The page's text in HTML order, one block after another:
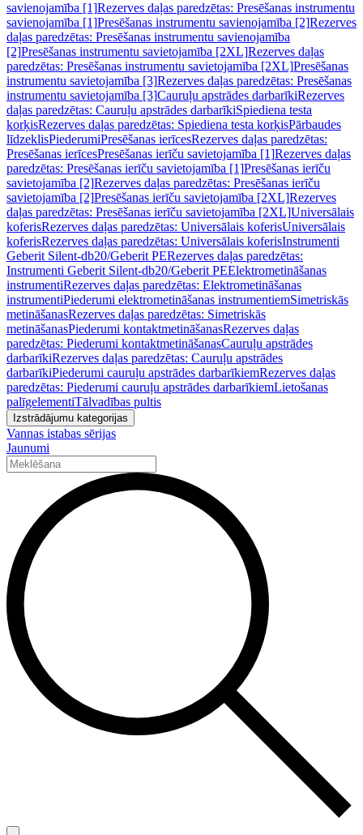
savienojamība [1]Rezerves daļas paredzētas: Presēšanas instrumentu
savienojamība [1]Presēšanas instrumentu savienojamība [2]Rezerves
daļas paredzētas: Presēšanas instrumentu savienojamība
[2]Presēšanas instrumentu savietojamība [2XL]Rezerves daļas
paredzētas: Presēšanas instrumentu savietojamība [2XL]Presēšanas
instrumentu savietojamība [3]Rezerves daļas paredzētas: Presēšanas
instrumentu savietojamība [3]Cauruļu apstrādes darbarīkiRezerves
daļas paredzētas: Cauruļu apstrādes darbarīkiSpiediena testa
korķisRezerves daļas paredzētas: Spiediena testa korķisPārbaudes
līdzeklisPiederumiPresēšanas ierīcesRezerves daļas paredzētas:
Presēšanas ierīcesPresēšanas ierīču savietojamība [1]Rezerves daļas
paredzētas: Presēšanas ierīču savietojamība [1]Presēšanas ierīču
savietojamība [2]Rezerves daļas paredzētas: Presēšanas ierīču
savietojamība [2]Presēšanas ierīču savietojamība [2XL]Rezerves
daļas paredzētas: Presēšanas ierīču savietojamība [2XL]Universālais
koferisRezerves daļas paredzētas: Universālais koferisUniversālais
koferisRezerves daļas paredzētas: Universālais koferisInstrumenti
Geberit Silent-db20/Geberit PERezerves daļas paredzētas:
Instrumenti Geberit Silent-db20/Geberit PEElektrometināšanas
instrumentiRezerves daļas paredzētas: Elektrometināšanas
instrumentiPiederumi elektrometināšanas instrumentiemSimetriskās
metināšanasRezerves daļas paredzētas: Simetriskās
metināšanasPiederumi kontaktmetināšanasRezerves daļas
paredzētas: Piederumi kontaktmetināšanasCauruļu apstrādes
darbarīkiRezerves daļas paredzētas: Cauruļu apstrādes
darbarīkiPiederumi cauruļu apstrādes darbarīkiemRezerves daļas
paredzētas: Piederumi cauruļu apstrādes darbarīkiemLietošanas
palīgelementiTālvadības pultis
Izstrādājumu kategorijas
Vannas istabas sērijas
Jaunumi